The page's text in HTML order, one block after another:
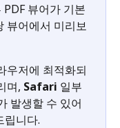
뷰어가 기본
뷰어에서 미리보
우저에 최적화되
며, Safari 일부
발생할 수 있어
립니다.